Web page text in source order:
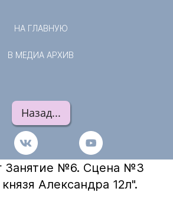
НА ГЛАВНУЮ
В МЕДИА АРХИВ
Назад...
Занятие №6. Сцена №3
Александра 12л".